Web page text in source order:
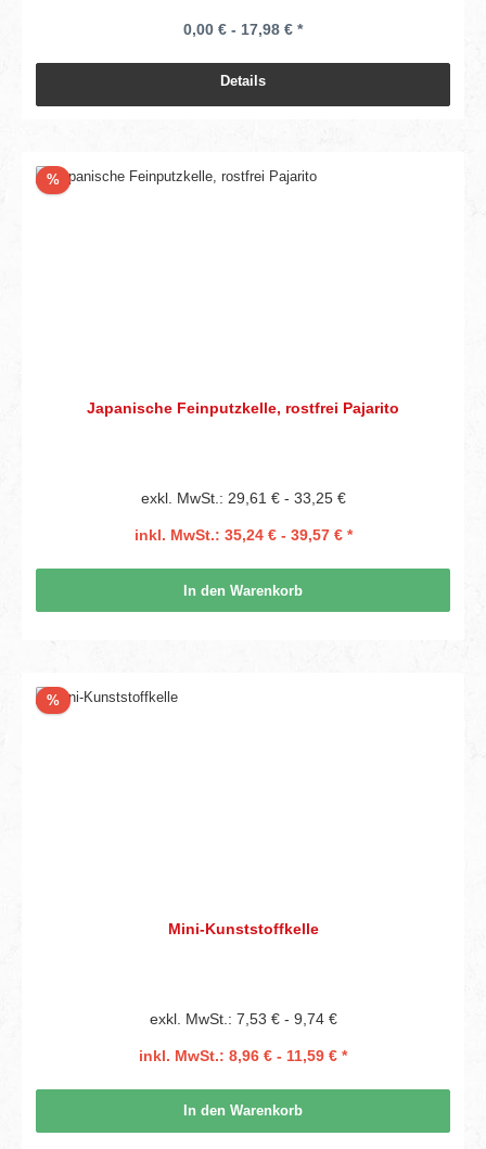
0,00 € - 17,98 € *
Details
%Rabatt
Japanische Feinputzkelle, rostfrei Pajarito
exkl. MwSt.: 29,61 € - 33,25 €
inkl. MwSt.: 35,24 € - 39,57 € *
In den Warenkorb
%Rabatt
Mini-Kunststoffkelle
exkl. MwSt.: 7,53 € - 9,74 €
inkl. MwSt.: 8,96 € - 11,59 € *
In den Warenkorb